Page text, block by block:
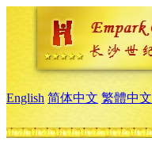
English 简体中文 繁體中文